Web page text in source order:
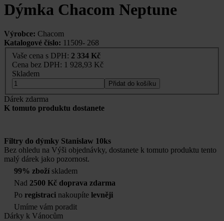
Dýmka Chacom Neptune
Výrobce: Chacom
Katalogové číslo: 11509- 268
Vaše cena s DPH: 2 334 Kč
Cena bez DPH: 1 928,93 Kč
Skladem
Přidat do košíku
Dárek zdarma
K tomuto produktu dostanete
Filtry do dýmky Stanislaw 10ks
Bez ohledu na Výši objednávky, dostanete k tomuto produktu tento
malý dárek jako pozornost.
99% zboží skladem
Nad 2500 Kč doprava zdarma
Po registraci nakoupíte levněji
Umíme vám poradit
Dárky k Vánocům